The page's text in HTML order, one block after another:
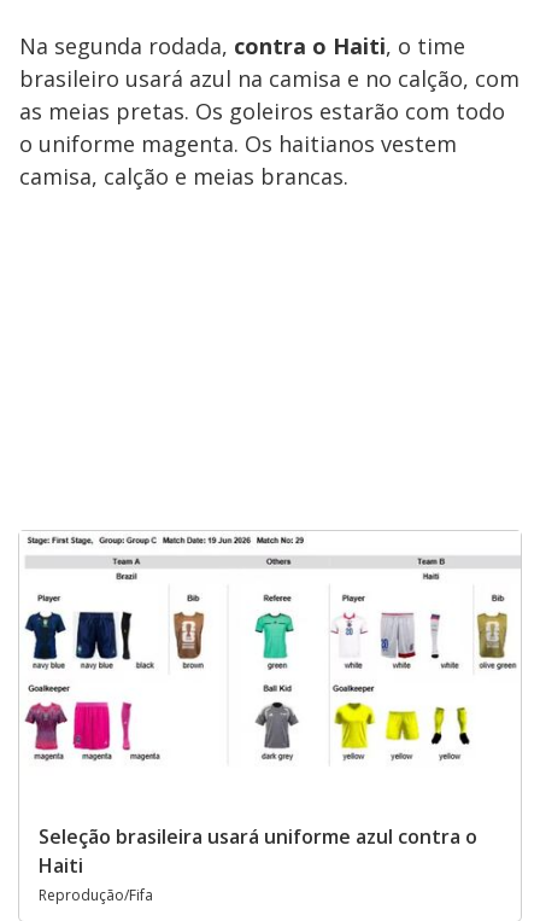
Na segunda rodada, contra o Haiti, o time
brasileiro usará azul na camisa e no calção, com
as meias pretas. Os goleiros estarão com todo
o uniforme magenta. Os haitianos vestem
camisa, calção e meias brancas.
Seleção brasileira usará uniforme azul contra o
Haiti
Reprodução/Fifa